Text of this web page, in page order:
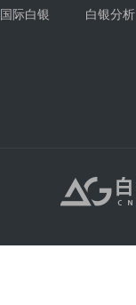
国际白银 白银分析